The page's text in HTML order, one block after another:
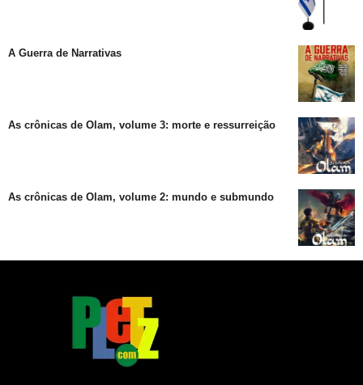
A Guerra de Narrativas
As crônicas de Olam, volume 3: morte e ressurreição
As crônicas de Olam, volume 2: mundo e submundo